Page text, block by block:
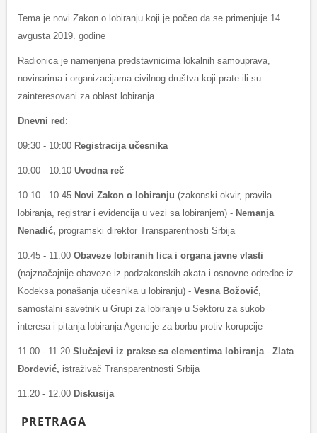
Tema je novi Zakon o lobiranju koji je počeo da se primenjuje 14.
avgusta 2019. godine
Radionica je namenjena predstavnicima lokalnih samouprava,
novinarima i organizacijama civilnog društva koji prate ili su
zainteresovani za oblast lobiranja.
Dnevni red :
09:30 - 10:00 Registracija učesnika
10.00 - 10.10 Uvodna reč
10.10 - 10.45 Novi Zakon o lobiranju (zakonski okvir, pravila
lobiranja, registrar i evidencija u vezi sa lobiranjem) - Nemanja
Nenadić, programski direktor Transparentnosti Srbija
10.45 - 11.00 Obaveze lobiranih lica i organa javne vlasti
(najznačajnije obaveze iz podzakonskih akata i osnovne odredbe iz
Kodeksa ponašanja učesnika u lobiranju) - Vesna Božović,
samostalni savetnik u Grupi za lobiranje u Sektoru za sukob
interesa i pitanja lobiranja Agencije za borbu protiv korupcije
11.00 - 11.20 Slučajevi iz prakse sa elementima lobiranja- Zlata
Đorđević, istraživač Transparentnosti Srbija
11.20 - 12.00 Diskusija
PRETRAGA